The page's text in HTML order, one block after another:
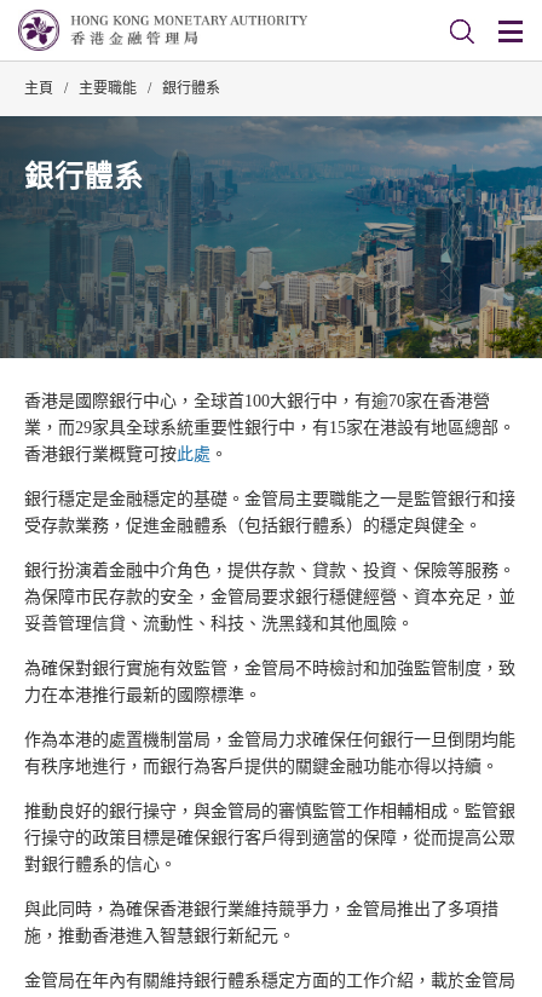
主頁 / 主要職能 / 銀行體系
銀行體系
香港是國際銀行中心，全球首100大銀行中，有逾70家在香港營
業，而29家具全球系統重要性銀行中，有15家在港設有地區總部。
香港銀行業概覽可按此處 。
銀行穩定是金融穩定的基礎。金管局主要職能之一是監管銀行和接
受存款業務，促進金融體系（包括銀行體系）的穩定與健全。
銀行扮演着金融中介角色，提供存款、貸款、投資、保險等服務。
為保障市民存款的安全，金管局要求銀行穩健經營、資本充足，並
妥善管理信貸、流動性、科技、洗黑錢和其他風險。
為確保對銀行實施有效監管，金管局不時檢討和加強監管制度，致
力在本港推行最新的國際標準。
作為本港的處置機制當局，金管局力求確保任何銀行一旦倒閉均能
有秩序地進行，而銀行為客戶提供的關鍵金融功能亦得以持續。
推動良好的銀行操守，與金管局的審慎監管工作相輔相成。監管銀
行操守的政策目標是確保銀行客戶得到適當的保障，從而提高公眾
對銀行體系的信心。
與此同時，為確保香港銀行業維持競爭力，金管局推出了多項措
施，推動香港進入智慧銀行新紀元。
金管局在年內有關維持銀行體系穩定方面的工作介紹，載於金管局